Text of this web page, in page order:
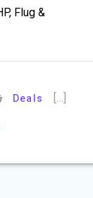
Flug &
Deals